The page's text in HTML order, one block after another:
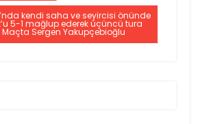
kendi saha ve seyircisi önünde
5-1 mağlup ederek üçüncü tura
Maçta Sergen Yakupçebioğlu